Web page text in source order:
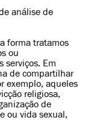
análise de
forma tratamos
ou
serviços. Em
de compartilhar
exemplo, aqueles
religiosa,
de
ou vida sexual,